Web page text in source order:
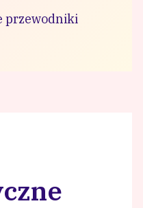
przewodniki